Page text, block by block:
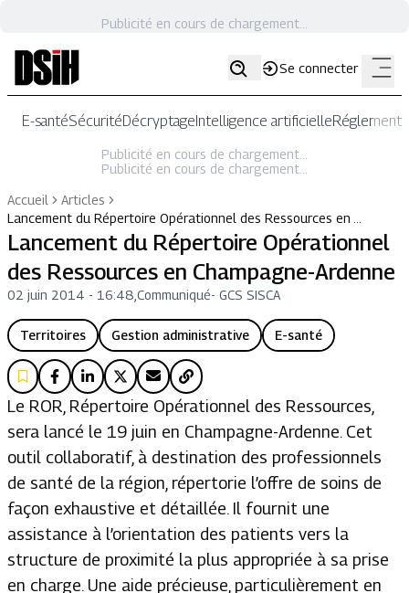
Publicité en cours de chargement...
Se connecter
E-santéSécuritéDécryptageIntelligence artificielle
Publicité en cours de chargement...
Publicité en cours de chargement...
Accueil
Articles
Lancement du Répertoire Opérationnel des Ressources en …
Lancement du Répertoire Opérationnel
des Ressources en Champagne-Ardenne
02 juin 2014 - 16:48 Communiqué- GCS SISCA
Territoires Gestion administrative E-santé
Le ROR, Répertoire Opérationnel des Ressources,
sera lancé le 19 juin en Champagne-Ardenne. Cet
outil collaboratif, à destination des professionnels
de santé de la région, répertorie l’offre de soins de
façon exhaustive et détaillée. Il fournit une
assistance à l’orientation des patients vers la
structure de proximité la plus appropriée à sa prise
en charge. Une aide précieuse, particulièrement en